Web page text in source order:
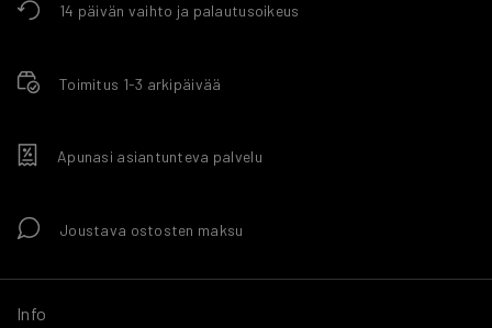
14 päivän vaihto ja palautusoikeus
Toimitus 1-3 arkipäivää
Apunasi asiantunteva palvelu
Joustava ostosten maksu
Info